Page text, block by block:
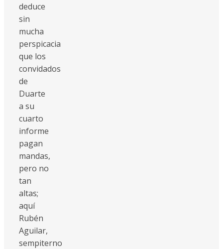
deduce
sin
mucha
perspicacia
que los
convidados
de
Duarte
a su
cuarto
informe
pagan
mandas,
pero no
tan
altas;
aquí
Rubén
Aguilar,
sempiterno